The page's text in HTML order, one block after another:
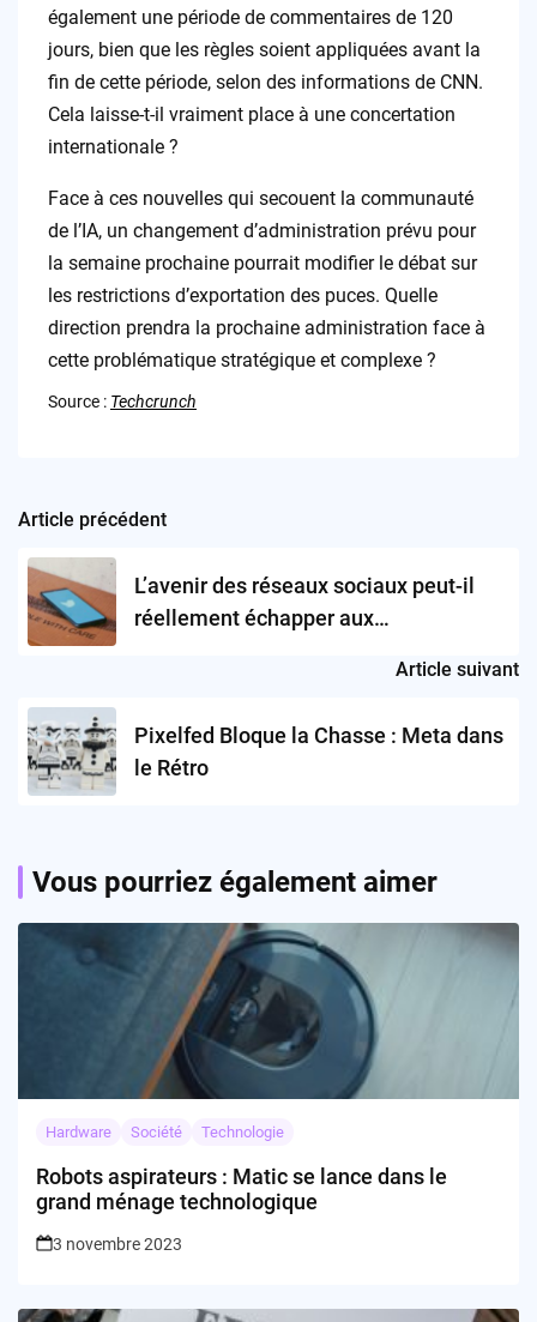
également une période de commentaires de 120
jours, bien que les règles soient appliquées avant la
fin de cette période, selon des informations de CNN.
Cela laisse-t-il vraiment place à une concertation
internationale ?
Face à ces nouvelles qui secouent la communauté
de l’IA, un changement d’administration prévu pour
la semaine prochaine pourrait modifier le débat sur
les restrictions d’exportation des puces. Quelle
direction prendra la prochaine administration face à
cette problématique stratégique et complexe ?
Source : Techcrunch
Post
navigation
Article précédent
L’avenir des réseaux sociaux peut-il
réellement échapper aux
Article suivant
Pixelfed Bloque la Chasse : Meta dans
le Rétro
Vous pourriez également aimer
Hardware Société Technologie
Robots aspirateurs : Matic se lance dans le
grand ménage technologique
3 novembre 2023